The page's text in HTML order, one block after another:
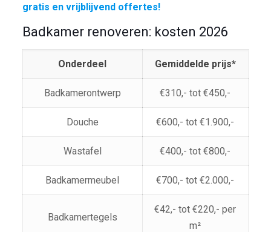
gratis en vrijblijvend offertes!
Badkamer renoveren: kosten 2026
Onderdeel Gemiddelde prijs*
Badkamerontwerp €310,- tot €450,-
Douche €600,- tot €1.900,-
Wastafel €400,- tot €800,-
Badkamermeubel €700,- tot €2.000,-
Badkamertegels
€42,- tot €220,- per
m²